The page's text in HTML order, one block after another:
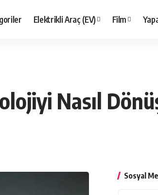
Elektrikli Araç (EV) Film
Nasıl
Sosyal